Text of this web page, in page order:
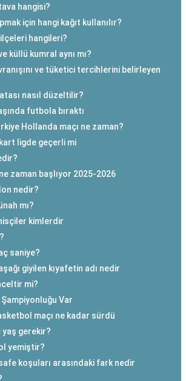
hangisi?
için hangi kağıt kullanılır?
hangileri?
küllü kumral aynı mı?
ve tüketici tercihlerini belirleyen
nasıl düzeltilir?
futbola bıraktı
Hollanda maçı ne zaman?
ligde geçerli mi
zaman başlıyor 2025-2026
nedir?
mı?
kimlerdir
saniye?
giyilen kıyafetin adı nedir
mi?
Var
maçı ne kadar sürdü
gerekir?
yemiştir?
koşuları arasındaki fark nedir